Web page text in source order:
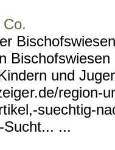
und
r.de/region-
suechtig-
Sucht... ...